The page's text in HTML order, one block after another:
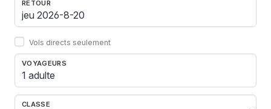
RETOUR
Vols directs seulement
VOYAGEURS
1 adulte
CLASSE